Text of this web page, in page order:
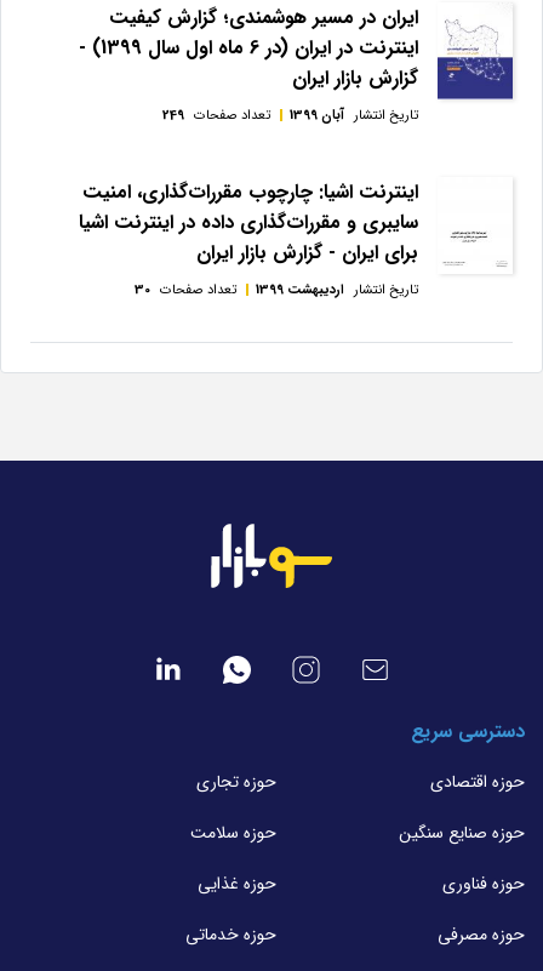
ایران در مسیر هوشمندی؛ گزارش کیفیت
اینترنت در ایران (در 6 ماه اول سال 1399) -
گزارش بازار ایران
تاریخ انتشار آبان 1399 تعداد صفحات 249
اینترنت اشیا: چارچوب مقررات‌گذاری، امنیت
سایبری و مقررات‌گذاری داده در اینترنت اشیا
برای ایران - گزارش بازار ایران
تاریخ انتشار اردیبهشت 1399 تعداد صفحات 30
دسترسی سریع
حوزه اقتصادی
حوزه تجاری
حوزه صنایع سنگین
حوزه سلامت
حوزه فناوری
حوزه غذایی
حوزه مصرفی
حوزه خدماتی